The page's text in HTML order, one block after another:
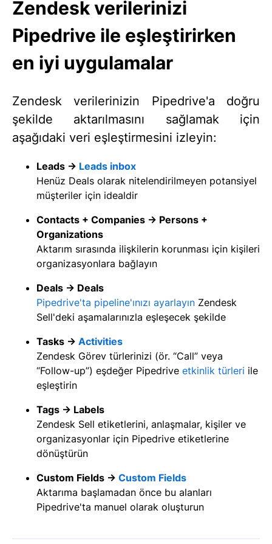
Zendesk verilerinizi
Pipedrive ile eşleştirirken
en iyi uygulamalar
Zendesk verilerinizin Pipedrive'a doğru
şekilde aktarılmasını sağlamak için
aşağıdaki veri eşleştirmesini izleyin:
Leads → Leads inbox
Henüz Deals olarak nitelendirilmeyen potansiyel
müşteriler için idealdir
Contacts + Companies → Persons +
Organizations
Aktarım sırasında ilişkilerin korunması için kişileri
organizasyonlara bağlayın
Deals → Deals
Pipedrive'ta pipeline'ınızı ayarlayın Zendesk
Sell'deki aşamalarınızla eşleşecek şekilde
Tasks → Activities
Zendesk Görev türlerinizi (ör. “Call” veya
“Follow-up”) eşdeğer Pipedrive etkinlik türleri ile
eşleştirin
Tags → Labels
Zendesk Sell etiketlerini, anlaşmalar, kişiler ve
organizasyonlar için Pipedrive etiketlerine
dönüştürün
Custom Fields → Custom Fields
Aktarıma başlamadan önce bu alanları
Pipedrive'ta manuel olarak oluşturun